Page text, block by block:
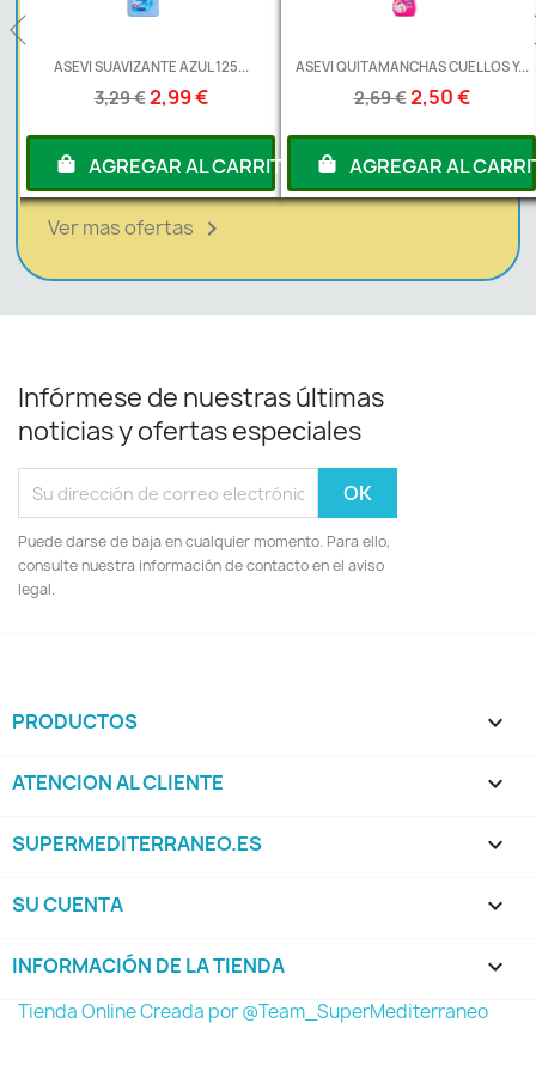
CARRITO
ASEVI QUITAMANCHAS CUELLOS Y...
2,69 €
AGREGAR AL CARRITO
ASEVI AMBIENTADOR
2,19 €
AGREGAR
Ver mas ofertas 
Infórmese de nuestras últimas
noticias y ofertas especiales
Puede darse de baja en cualquier momento. Para ello,
consulte nuestra información de contacto en el aviso
legal.
PRODUCTOS 
ATENCION AL CLIENTE 
SUPERMEDITERRANEO.ES 
SU CUENTA 
INFORMACIÓN DE LA TIENDA keyboard_arrow_down
Tienda Online Creada por @Team_SuperMediterraneo